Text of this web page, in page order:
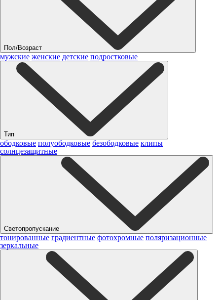
Пол/Возраст
мужские женские детские подростковые
Тип
ободковые полуободковые безободковые клипы
солнцезащитные
Светопропускание
тонированные градиентные фотохромные поляризационные
зеркальные